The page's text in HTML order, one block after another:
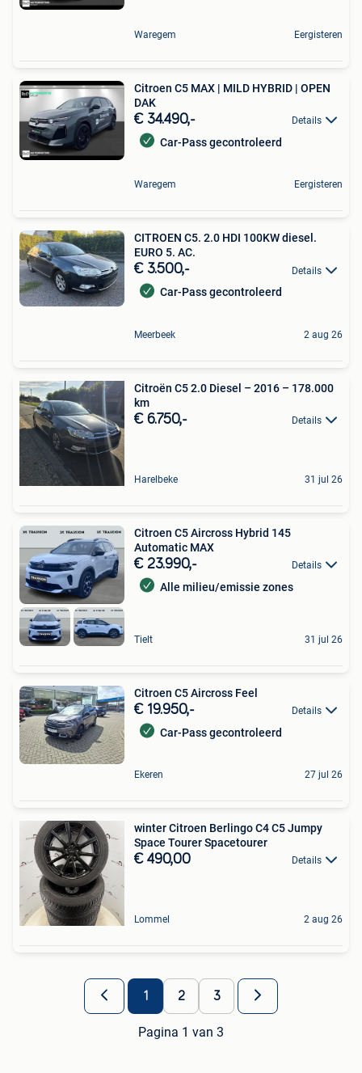
Waregem Eergisteren
Citroen C5 MAX | MILD HYBRID | OPEN
DAK
€ 34.490,- Details
Car-Pass gecontroleerd
Waregem Eergisteren
CITROEN C5. 2.0 HDI 100KW diesel.
EURO 5. AC.
€ 3.500,- Details
Car-Pass gecontroleerd
Meerbeek 2 aug 26
Citroën C5 2.0 Diesel – 2016 – 178.000
km
€ 6.750,- Details
Harelbeke 31 jul 26
Citroen C5 Aircross Hybrid 145
Automatic MAX
€ 23.990,- Details
Alle milieu/emissie zones
Tielt 31 jul 26
Citroen C5 Aircross Feel
€ 19.950,- Details
Car-Pass gecontroleerd
Ekeren 27 jul 26
winter Citroen Berlingo C4 C5 Jumpy
Space Tourer Spacetourer
€ 490,00 Details
Lommel 2 aug 26
1 2 3
Pagina 1 van 3